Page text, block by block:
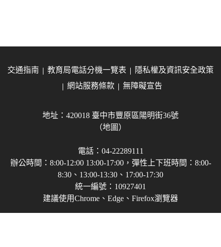
交通指南 教育局電話分機一覽表
隱私權及資訊安全政策
網站服務條款
無障礙宣告
地址：420018 臺中市豐原區陽明街36號
（地圖）
電話：04-22289111
辦公時間：8:00-12:00 13:00-17:00，彈性上下班時間：8:00-
8:30、13:00-13:30、17:00-17:30
統一編號：10927401
建議使用Chrome、Edge、Firefox瀏覽器